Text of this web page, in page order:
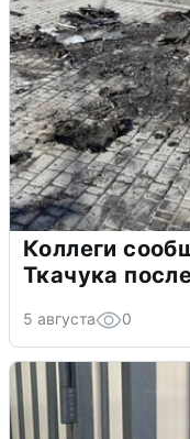
Коллеги
Ткачука
5 августа 0